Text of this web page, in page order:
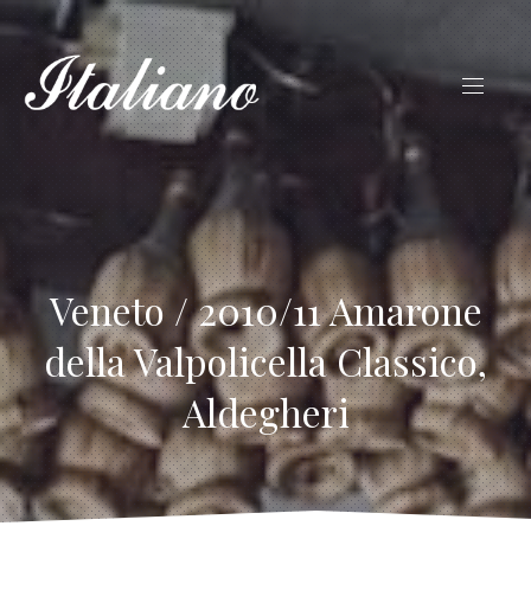
Veneto / 2010/11 Amarone
della Valpolicella Classico,
Aldegheri